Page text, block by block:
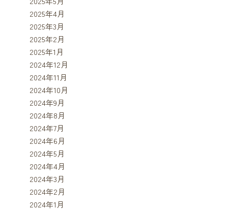
2025年4月
2025年3月
2025年2月
2025年1月
2024年12月
2024年11月
2024年10月
2024年9月
2024年8月
2024年7月
2024年6月
2024年5月
2024年4月
2024年3月
2024年2月
2024年1月